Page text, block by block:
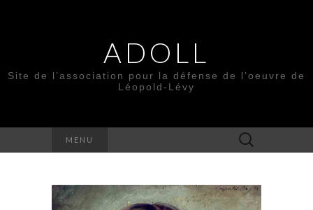
ADOLL
Site de l’association pour la défense de l’oeuvre de
Léopold-Lévy
MENU Rechercher :